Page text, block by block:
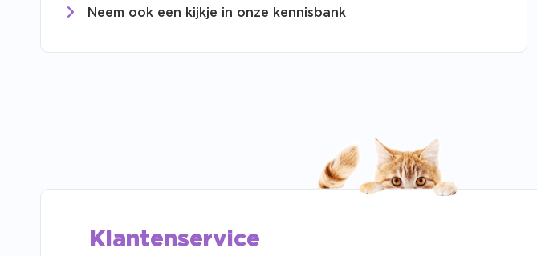
Neem ook een kijkje in onze kennisbank
Klantenservice